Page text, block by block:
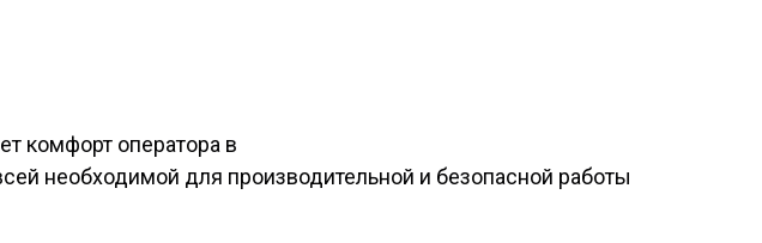
комфорт оператора в
необходимой для производительной и безопасной работы